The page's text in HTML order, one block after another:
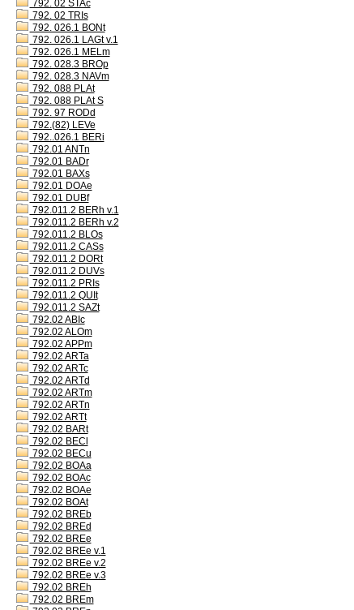
792. 02 STAc
792. 02 TRIs
792. 026.1 BONt
792. 026.1 LAGt v.1
792. 026.1 MELm
792. 028.3 BROp
792. 028.3 NAVm
792. 088 PLAt
792. 088 PLAt S
792. 97 RODd
792.(82) LEVe
792..026.1 BERi
792.01 ANTn
792.01 BADr
792.01 BAXs
792.01 DOAe
792.01 DUBf
792.011.2 BERh v.1
792.011.2 BERh v.2
792.011.2 BLOs
792.011.2 CASs
792.011.2 DORt
792.011.2 DUVs
792.011.2 PRIs
792.011.2 QUIt
792.011.2 SAZt
792.02 ABIc
792.02 ALOm
792.02 APPm
792.02 ARTa
792.02 ARTc
792.02 ARTd
792.02 ARTm
792.02 ARTn
792.02 ARTt
792.02 BARt
792.02 BECl
792.02 BECu
792.02 BOAa
792.02 BOAc
792.02 BOAe
792.02 BOAt
792.02 BREb
792.02 BREd
792.02 BREe
792.02 BREe v.1
792.02 BREe v.2
792.02 BREe v.3
792.02 BREh
792.02 BREm